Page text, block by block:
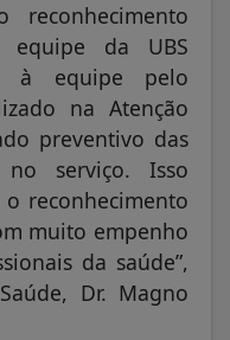
reconhecimento
da UBS
à equipe pelo
na Atenção
preventivo das
no serviço. Isso
reconhecimento
muito empenho
da saúde”,
Dr. Magno